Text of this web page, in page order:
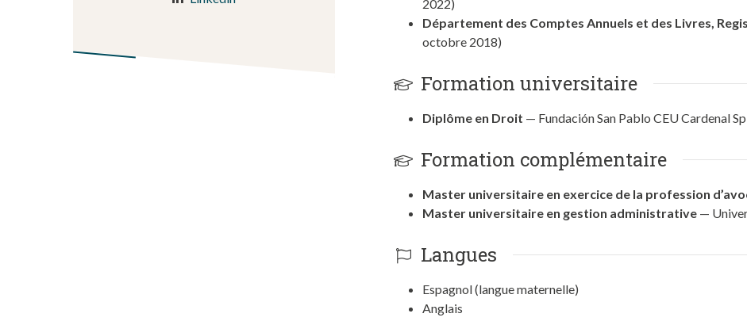
2022)
Département des Comptes Annuels et des Livres,
octobre 2018)
Formation universitaire
Diplôme en Droit — Fundación San Pablo CEU Cardenal
Formation complémentaire
Master universitaire en exercice de la profession
Master universitaire en gestion administrative —
Langues
Espagnol (langue maternelle)
Anglais